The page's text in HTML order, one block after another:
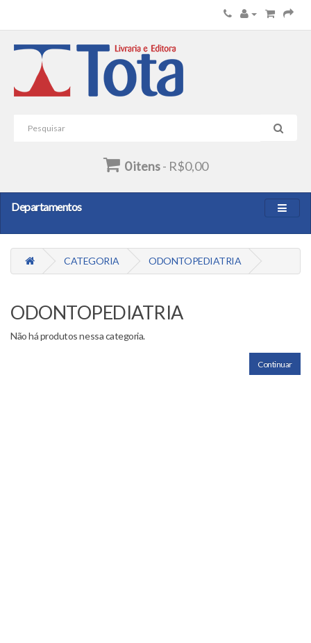
0 itens- R$0,00
Departamentos
CATEGORIA ODONTOPEDIATRIA
ODONTOPEDIATRIA
Não há produtos nessa categoria.
Continuar